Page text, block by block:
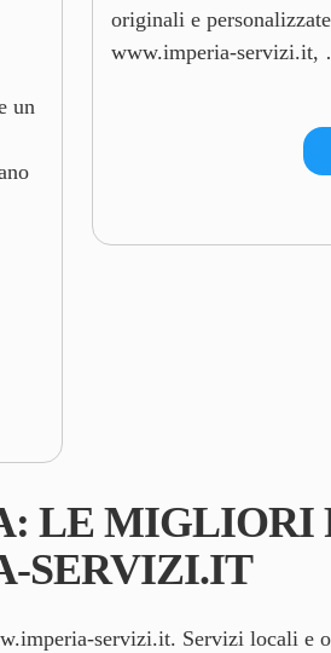
un
originali e
www.imperia-servizi.it,
LE MIGLIORI
SERVIZI.IT
servizi.it. Servizi locali e